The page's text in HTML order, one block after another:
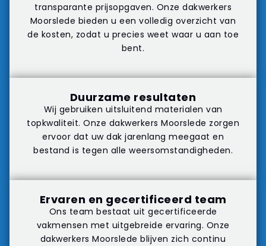
transparante prijsopgaven. Onze dakwerkers
Moorslede bieden u een volledig overzicht van
de kosten, zodat u precies weet waar u aan toe
bent.
Duurzame resultaten
Wij gebruiken uitsluitend materialen van
topkwaliteit. Onze dakwerkers Moorslede zorgen
ervoor dat uw dak jarenlang meegaat en
bestand is tegen alle weersomstandigheden.
Ervaren en gecertificeerd team
Ons team bestaat uit gecertificeerde
vakmensen met uitgebreide ervaring. Onze
dakwerkers Moorslede blijven zich continu